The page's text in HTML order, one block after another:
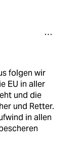
folgen wir
EU in aller
und die
und Retter.
in allen